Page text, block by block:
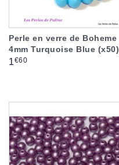
Perle en verre de Boheme
4mm Turquoise Blue (x50)
Prix
1€60